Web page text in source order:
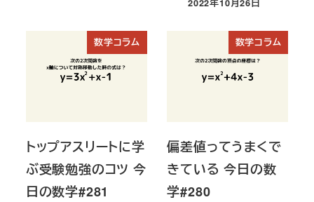
投稿日
数学コラム
トップアスリートに学
ぶ受験勉強のコツ 今
日の数学#281
数学コラム
偏差値ってうまくで
きている 今日の数
学#280